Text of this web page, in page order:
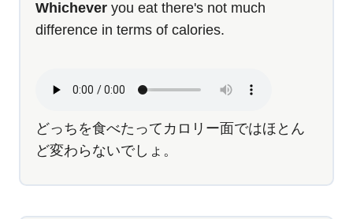
Whichever you eat there's not much
difference in terms of calories.
どっちを食べたってカロリー面ではほとん
ど変わらないでしょ。